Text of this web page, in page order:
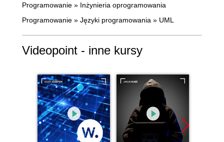
Programowanie » Inżynieria oprogramowania
Programowanie » Języki programowania » UML
Videopoint - inne kursy